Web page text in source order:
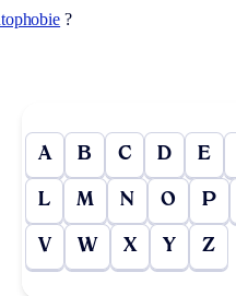
?
A B C D E
L M N O P
V W X Y Z